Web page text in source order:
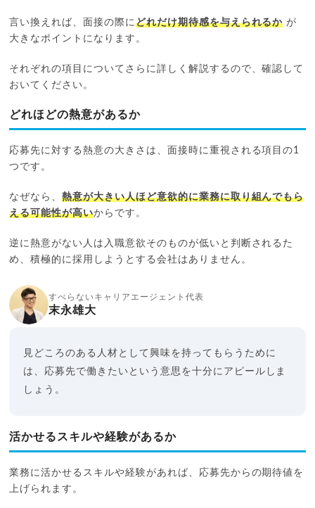
言い換えれば、面接の際にどれだけ期待感を与えられるか が
大きなポイントになります。
それぞれの項目についてさらに詳しく解説するので、確認して
おいてください。
どれほどの熱意があるか
応募先に対する熱意の大きさは、面接時に重視される項目の1
つです。
なぜなら、熱意が大きい人ほど意欲的に業務に取り組んでもら
える可能性が高いからです。
逆に熱意がない人は入職意欲そのものが低いと判断されるた
め、積極的に採用しようとする会社はありません。
すべらないキャリアエージェント代表
末永雄大
見どころのある人材として興味を持ってもらうために
は、応募先で働きたいという意思を十分にアピールしま
しょう。
活かせるスキルや経験があるか
業務に活かせるスキルや経験があれば、応募先からの期待値を
上げられます。